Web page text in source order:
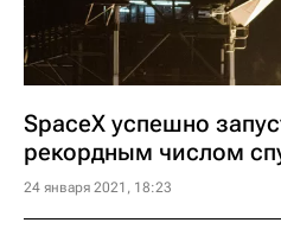
SpaceX успешно
рекордным числом
24 января 2021, 18:23